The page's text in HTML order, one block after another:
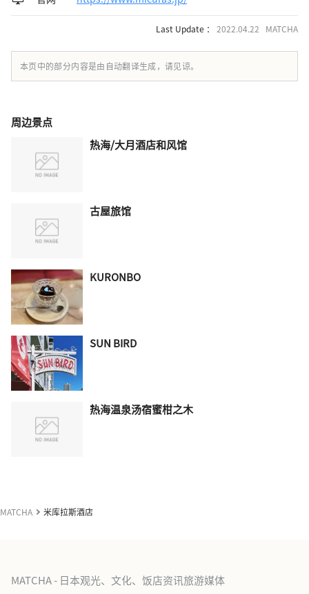
Last Update ： 2022.04.22 MATCHA
本页中的部分内容是由自动翻译生成，请见谅。
周边景点
热海/大月酒店和风馆
古屋旅馆
KURONBO
SUN BIRD
热海温泉汤宿蜜柑之木
MATCHA 米库拉斯酒店
MATCHA - 日本观光、文化、饭店资讯旅游媒体